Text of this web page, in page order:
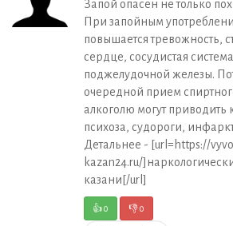
Запой опасен не только
При запойным
повышается тревожность,
сердце, сосудистая
поджелудочной железы.
очередной прием
алкоголю могут приводить
психоза, судороги,
Детальнее - [url=https://
kazan24.ru/
казани[/url]
👍0 👎0